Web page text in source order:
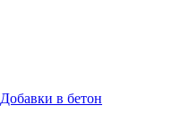
Добавки в бетон